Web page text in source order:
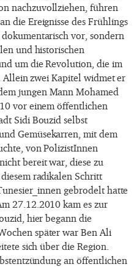
nachzuvollziehen, führen
die Ereignisse des Frühlings
vor, sondern
und historischen
um die Revolution, die im
Allein zwei Kapitel widmet er
jungen Mann Mohamed
vor einem öffentlichen
Sidi Bouzid selbst
Gemüsekarren, mit dem
von PolizistInnen
bereit war, diese zu
radikalen Schritt
gebrodelt hatte
27.12.2010 kam es zur
hier begann die
später war Ben Ali
sich über die Region.
an öffentlichen